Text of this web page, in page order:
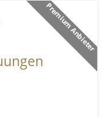
Premium Anbieter